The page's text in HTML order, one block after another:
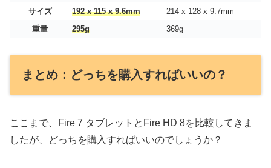
サイズ
192 x 115 x 9.6mm
214 x 128 x 9.7mm
重量
295g 369g
まとめ：どっちを購入すればいいの？
ここまで、Fire 7 タブレットとFire HD 8を比較してきま
したが、どっちを購入すればいいのでしょうか？